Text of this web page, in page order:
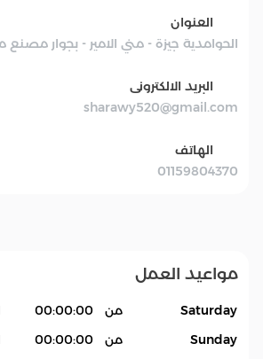
العنوان
الحوامدية جيزة - مني الامير - بجوار مصنع
البريد الالكترونى
sharawy520@gmail.com
الهاتف
01159804370
مواعيد العمل
Saturday من 00:00:00
Sunday
من 00:00:00